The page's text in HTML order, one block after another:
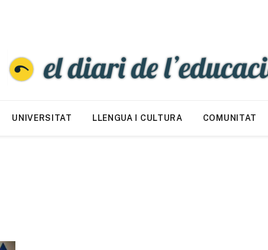
UNIVERSITAT LLENGUA I CULTURA COMUNITAT